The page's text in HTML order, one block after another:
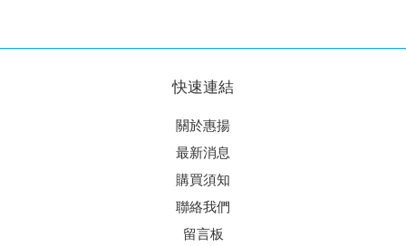
快速連結
關於惠揚
最新消息
購買須知
聯絡我們
留言板